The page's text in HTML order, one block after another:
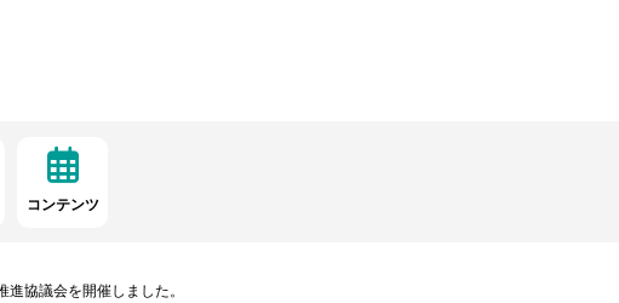
コンテンツ
協議会を開催しました。